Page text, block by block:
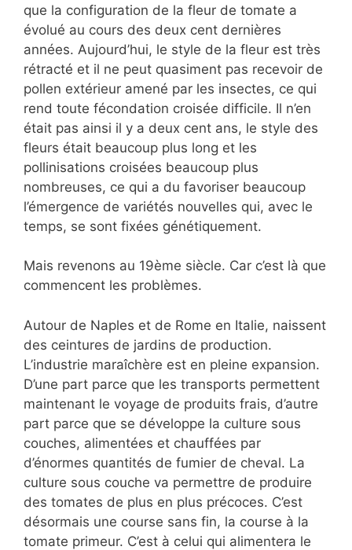
que la configuration de la fleur de tomate a
évolué au cours des deux cent dernières
années. Aujourd’hui, le style de la fleur est très
rétracté et il ne peut quasiment pas recevoir de
pollen extérieur amené par les insectes, ce qui
rend toute fécondation croisée difficile. Il n’en
était pas ainsi il y a deux cent ans, le style des
fleurs était beaucoup plus long et les
pollinisations croisées beaucoup plus
nombreuses, ce qui a du favoriser beaucoup
l’émergence de variétés nouvelles qui, avec le
temps, se sont fixées génétiquement.
Mais revenons au 19ème siècle. Car c’est là que
commencent les problèmes.
Autour de Naples et de Rome en Italie, naissent
des ceintures de jardins de production.
L’industrie maraîchère est en pleine expansion.
D’une part parce que les transports permettent
maintenant le voyage de produits frais, d’autre
part parce que se développe la culture sous
couches, alimentées et chauffées par
d’énormes quantités de fumier de cheval. La
culture sous couche va permettre de produire
des tomates de plus en plus précoces. C’est
désormais une course sans fin, la course à la
tomate primeur. C’est à celui qui alimentera le